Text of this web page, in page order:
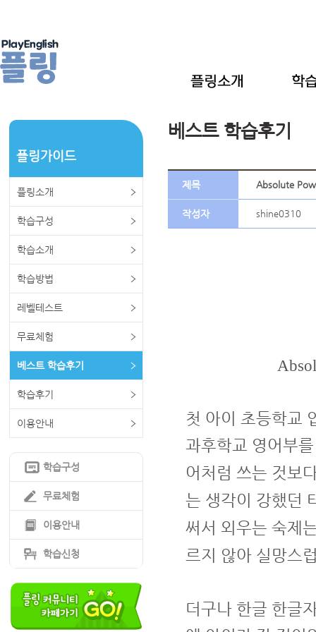
플링가이드
플링소개
학습구성
학습소개
학습방법
레벨테스트
무료체험
베스트 학습후기
학습후기
이용안내
학습구성
무료체험
이용안내
학습신청
베스트 학습후기
제목 Absolute
작성자 shine0310
첫 아이 초등학교
과후학교 영어부
어처럼 쓰는 것보
는 생각이 강했던
써서 외우는 숙제
르지 않아 실망스
더구나 한글 한글